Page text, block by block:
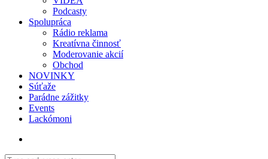
Podcasty
Spolupráca
Rádio reklama
Kreatívna činnosť
Moderovanie akcií
Obchod
NOVINKY
Súťaže
Parádne zážitky
Events
Lackómoni